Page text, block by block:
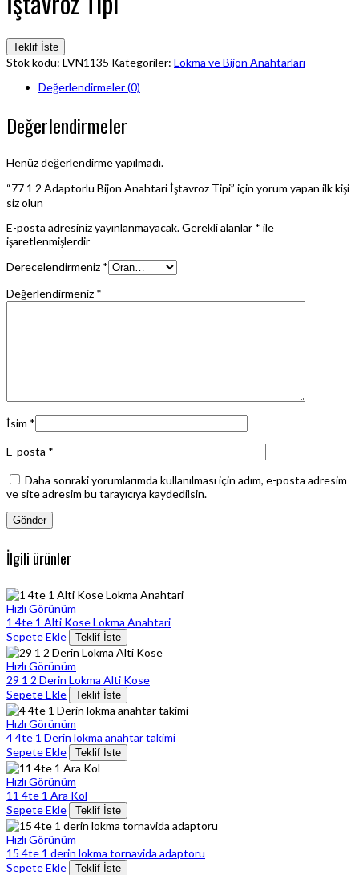
Teklif İste
Stok kodu: LVN1135 Kategoriler: Lokma ve Bijon Anahtarları
Değerlendirmeler (0)
Değerlendirmeler
Henüz değerlendirme yapılmadı.
“77 1 2 Adaptorlu Bijon Anahtari İştavroz Tipi” için yorum yapan ilk kişi
siz olun
E-posta adresiniz yayınlanmayacak.Gerekli alanlar * ile
işaretlenmişlerdir
Derecelendirmeniz *
Değerlendirmeniz *
İsim *
E-posta *
Daha sonraki yorumlarımda kullanılması için adım, e-posta adresim
ve site adresim bu tarayıcıya kaydedilsin.
İlgili ürünler
Hızlı Görünüm
1 4te 1 Alti Kose Lokma Anahtari
Sepete Ekle
Teklif İste
Hızlı Görünüm
29 1 2 Derin Lokma Alti Kose
Sepete Ekle
Teklif İste
Hızlı Görünüm
4 4te 1 Derin lokma anahtar takimi
Sepete Ekle
Teklif İste
Hızlı Görünüm
11 4te 1 Ara Kol
Sepete Ekle
Teklif İste
Hızlı Görünüm
15 4te 1 derin lokma tornavida adaptoru
Sepete Ekle
Teklif İste